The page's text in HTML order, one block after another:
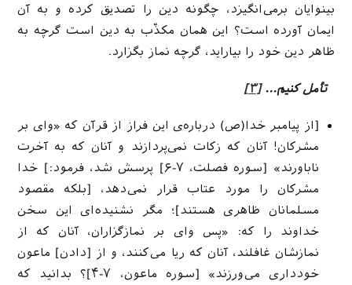
بینوایان برمی‌انگیزد، چگونه دین را تصدیق کرده و به آن
ایمان آورده است؟ این همان مکذّب به دین است گرچه به
ظاهر دین خود را بیاراید، گرچه نماز بگزارد.
تأمل کنیم… [۳]
[از پیامبر خدا(ص) درباره‌ی این فراز از قرآن که «وای بر
مشرکان! آنان که زکات نمی‌پردازند و آنان كه به آخرت
ناباورند» [سوره فصلت، ۷-۶] پرسش شد، فرمود:] خدا
مشرکان را مورد عتاب قرار نمی‌دهد، [بلکه مقصود
مسلمانان ظاهری هستند]؛ مگر نشنیده‌ای این سخن
خداوند را که: «پس واى بر نمازگزاران، آنان كه از
نمازشان غافلند، آنان كه ریا مى‌كنند، و از [دادن‌] ماعون
خوددارى مى‌ورزند» [سوره ماعون، ۷-۴]؟ بدانید که